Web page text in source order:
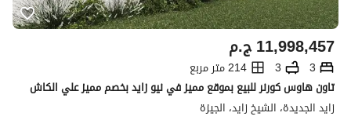
ج.م11,998,457
3
3
214 متر مربع
تاون هاوس كورنر للبيع بموقع مميز في نيو زايد بخصم مميز علي الكاش
زايد الجديدة، الشيخ زايد، الجيزة